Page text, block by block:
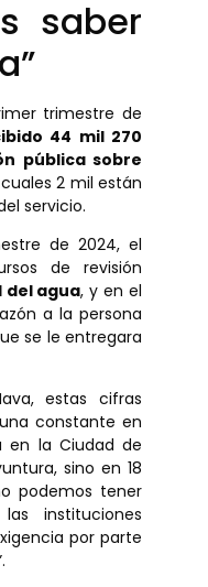
saber
trimestre de
44 mil 270
pública sobre
2 mil están
servicio.
de 2024, el
de revisión
del agua, y en el
a la persona
se le entregara
estas cifras
constante en
en la Ciudad de
sino en 18
podemos tener
instituciones
por parte